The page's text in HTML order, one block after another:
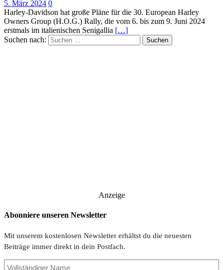
5. März 2024 0
Harley-Davidson hat große Pläne für die 30. European Harley
Owners Group (H.O.G.) Rally, die vom 6. bis zum 9. Juni 2024
erstmals im italienischen Senigallia […]
Suchen nach:
Anzeige
Abonniere unseren Newsletter
Mit unserem kostenlosen Newsletter erhältst du die neuesten
Beiträge immer direkt in dein Postfach.